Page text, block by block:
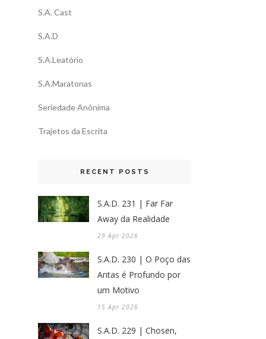
S.A. Cast
S.A.D
S.A.Leatório
S.A.Maratonas
Seriedade Anônima
Trajetos da Escrita
RECENT POSTS
S.A.D. 231 | Far Far
Away da Realidade
29 Apr 2026
S.A.D. 230 | O Poço das
Antas é Profundo por
um Motivo
15 Apr 2026
S.A.D. 229 | Chosen,